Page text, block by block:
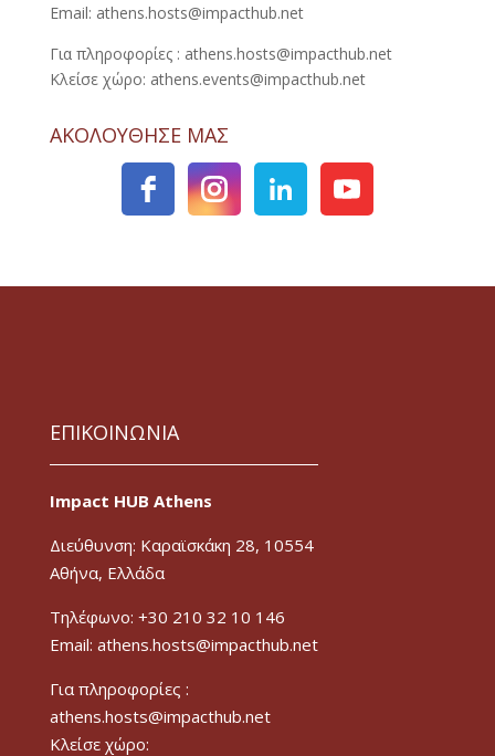
Email: athens.hosts@impacthub.net
Για πληροφορίες : athens.hosts@impacthub.net
Κλείσε χώρο: athens.events@impacthub.net
ΑΚΟΛΟΥΘΗΣΕ ΜΑΣ
ΕΠΙΚΟΙΝΩΝΙΑ
Impact HUB Athens
Διεύθυνση: Καραϊσκάκη 28, 10554
Αθήνα, Ελλάδα
Τηλέφωνο: +30 210 32 10 146
Email: athens.hosts@impacthub.net
Για πληροφορίες :
athens.hosts@impacthub.net
Κλείσε χώρο: